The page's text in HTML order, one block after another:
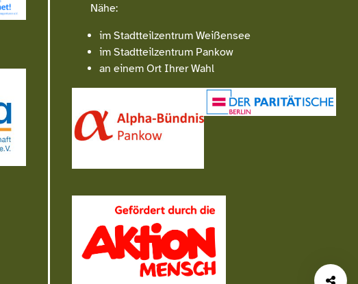
Nähe:
im Stadtteilzentrum Weißensee
im Stadtteilzentrum Pankow
an einem Ort Ihrer Wahl